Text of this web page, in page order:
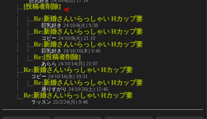
[投稿者削除] ≪
Re:新婚さんいらっしゃい Hカップ妻
巨乳好き 24/10/8(火) 9:38
Re:新婚さんいらっしゃい Hカップ妻
コビー 24/10/8(火) 21:10
Re:新婚さんいらっしゃい Hカップ妻
巨乳好き 24/10/10(木) 9:40
Re:[投稿者削除]
あらら 24/10/14(月) 21:07
Re:新婚さんいらっしゃい Hカップ妻
コビー 24/10/16(水) 19:31
Re:新婚さんいらっしゃい Hカップ妻
通りすがり 24/10/26(土) 15:46
Re:新婚さんいらっしゃい Hカップ妻
ラッスン 25/2/24(月) 9:48